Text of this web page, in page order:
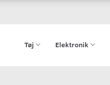
Tøj Elektronik